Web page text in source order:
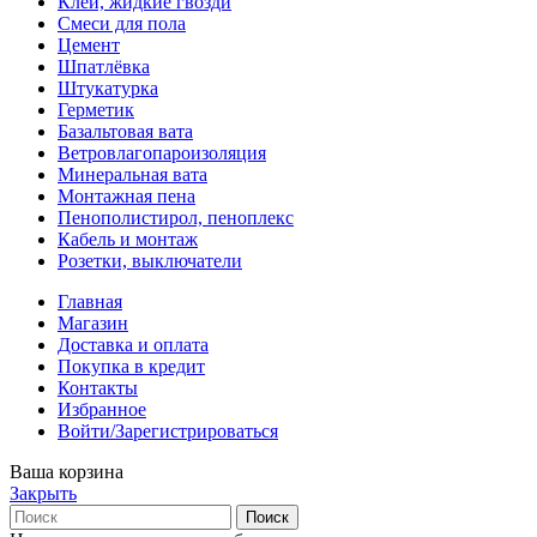
Смеси для пола
Цемент
Шпатлёвка
Штукатурка
Герметик
Базальтовая вата
Ветровлагопароизоляция
Минеральная вата
Монтажная пена
Пенополистирол, пеноплекс
Кабель и монтаж
Розетки, выключатели
Главная
Магазин
Доставка и оплата
Покупка в кредит
Контакты
Избранное
Войти/Зарегистрироваться
Ваша корзина
Закрыть
Поиск